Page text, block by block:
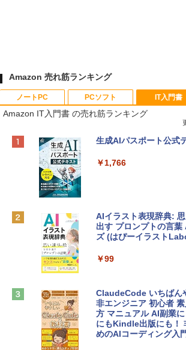
Amazon 売れ筋ランキング
ノートPC
Apple 2026 MacBook
e Intelligenceのために
￥137,800
tomtoc 360°保護 15.6
￥2,952
Apple 2026 MacBook
PCソフト
Xbox プリペイドカー
ンラインコード]
Robloxギフトカード -
定バーチャルアイテム
インゲームコード】 ロ
Microsoft Office
4(最新 永続版)|オンラ
ows11、10/mac対応
IT入門書
Amazon IT入門書 の売れ筋ランキング
生成AIパスポート公式
￥1,766
AIイラスト表現辞典:
出す プロンプトの言葉
ズ (はぴーイラスト
￥99
ClaudeCode いちばん
非エンジニア 初心者
方 マニュアル AI副業
にもKindle出版にも！
めのAIコーディング入